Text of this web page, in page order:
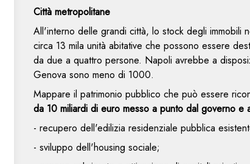
Città metropolitane
All'interno delle grandi città, lo stock degli immobili
circa 13 mila unità abitative che possono essere
da due a quattro persone. Napoli avrebbe a
Genova sono meno di 1000.
Mappare il patrimonio pubblico che può essere
da 10 miliardi di euro messo a punto dal governo e
- recupero dell'edilizia residenziale pubblica
- sviluppo dell'housing sociale;